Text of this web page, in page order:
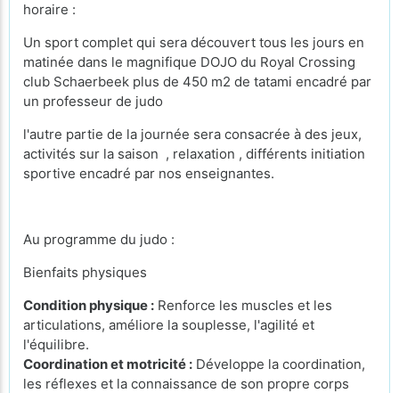
horaire :
Un sport complet qui sera découvert tous les jours en
matinée dans le magnifique DOJO du Royal Crossing
club Schaerbeek plus de 450 m2 de tatami encadré par
un professeur de judo
l'autre partie de la journée sera consacrée à des jeux,
activités sur la saison , relaxation , différents initiation
sportive encadré par nos enseignantes.
Au programme du judo :
Bienfaits physiques
Condition physique : Renforce les muscles et les
articulations, améliore la souplesse, l'agilité et
l'équilibre.
Coordination et motricité : Développe la coordination,
les réflexes et la connaissance de son propre corps